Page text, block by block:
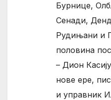
Бурнице,
Сенади,
Рудињани и
половина
– Дион
нове ере,
и управник